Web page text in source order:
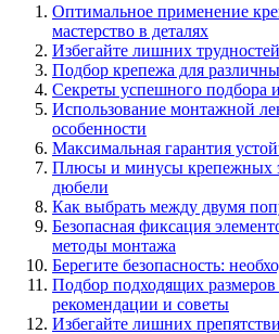
Оптимальное применение
мастерство в деталях
Избегайте лишних
Подбор крепежа для
Секреты успешного подбора
Использование монтажной
особенности
Максимальная гарантия
Плюсы и минусы крепежных
дюбели
Как выбрать между двумя
Безопасная фиксация
методы монтажа
Берегите безопасность:
Подбор подходящих
рекомендации и советы
Избегайте лишних